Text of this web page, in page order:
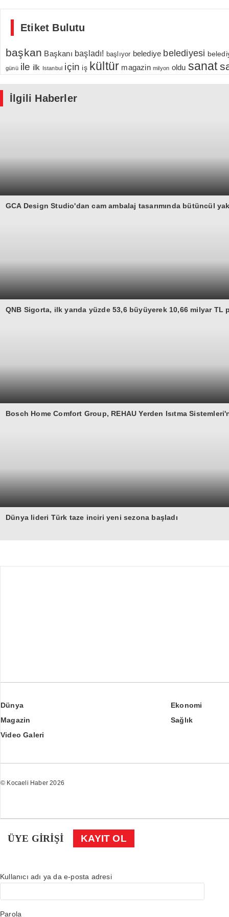
Etiket Bulutu
başkan Başkanı başladı! başlıyor belediye belediyesi
günü ile ilk Istanbul için iş kültür magazin milyon oldu sanat
İlgili Haberler
GCA Design Studio'dan cam ambalaj tasarımında bütüncül
QNB Sigorta, ilk yarıda yüzde 53,6 büyüyerek 10,66 milyar TL
Bosch Home Comfort Group, REHAU Yerden Isıtma
Dünya lideri Türk taze inciri yeni sezona başladı
Dünya
Ekonomi
Magazin
Sağlık
Video Galeri
© Kocaeli Haber 2026
ÜYE GİRİŞİ KAYIT OL
Kullanıcı adı ya da e-posta adresi
Parola